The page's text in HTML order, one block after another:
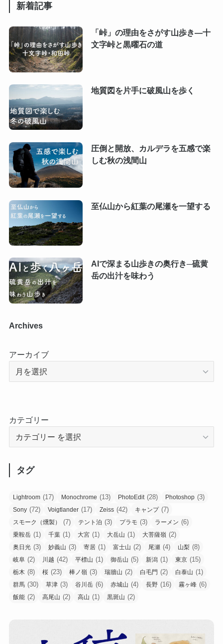
新着記事
「峠」の理由をさがす山歩き―十
文字峠と黒曜石の道
地質図を片手に破風山を歩く
圧倒と開放、カルデラを五感で楽
しむ秋の浅間山
至仏山から紅葉の尾瀬を一望する
AIで深まる山歩きの奥行き─硫黄
岳の出汁を味わう
Archives
アーカイブ
カテゴリー
タグ
Lightroom (17) Monochrome (13) PhotoEdit(28) Photoshop (3)
Sony (72) Voigtlander (17) Zeiss (42) キャンプ(7)
スモーク（燻製） (7) テント泊 (3) プラモ (3) ラーメン (6)
乗鞍岳 (1) 千葉 (1) 大宮 (1) 大岳山 (1) 大菩薩嶺 (2)
奥日光 (3) 妙義山 (3) 寄居 (1) 富士山 (2) 尾瀬 (4) 山梨 (8)
岐阜 (2) 川越 (42) 平標山 (1) 御岳山 (5) 新潟 (1) 東京 (15)
栃木 (8) 桜 (23) 棒ノ嶺 (3) 瑞牆山 (2) 白毛門 (2) 白泰山 (1)
群馬 (30) 草津 (3) 谷川岳 (6) 赤城山 (4) 長野 (16) 霧ヶ峰 (6)
飯能 (2) 高尾山 (2) 高山 (1) 黒斑山 (2)